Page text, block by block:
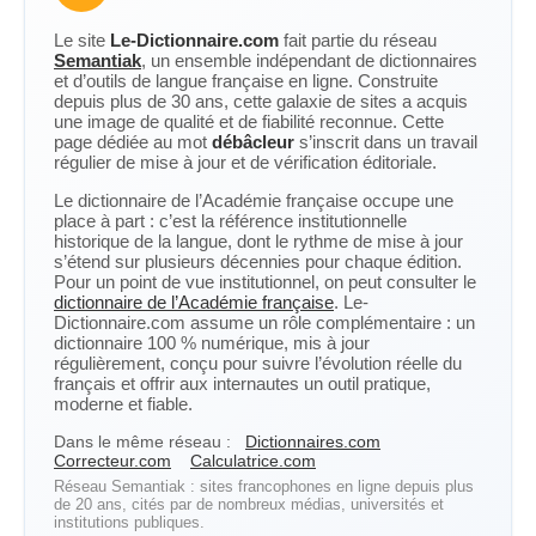
Le site Le-Dictionnaire.com fait partie du réseau
Semantiak, un ensemble indépendant de dictionnaires
et d’outils de langue française en ligne. Construite
depuis plus de 30 ans, cette galaxie de sites a acquis
une image de qualité et de fiabilité reconnue. Cette
page dédiée au mot débâcleur s’inscrit dans un travail
régulier de mise à jour et de vérification éditoriale.
Le dictionnaire de l’Académie française occupe une
place à part : c’est la référence institutionnelle
historique de la langue, dont le rythme de mise à jour
s’étend sur plusieurs décennies pour chaque édition.
Pour un point de vue institutionnel, on peut consulter le
dictionnaire de l’Académie française. Le-
Dictionnaire.com assume un rôle complémentaire : un
dictionnaire 100 % numérique, mis à jour
régulièrement, conçu pour suivre l’évolution réelle du
français et offrir aux internautes un outil pratique,
moderne et fiable.
Dans le même réseau :
Dictionnaires.com
Correcteur.com
Calculatrice.com
Réseau Semantiak : sites francophones en ligne depuis plus
de 20 ans, cités par de nombreux médias, universités et
institutions publiques.